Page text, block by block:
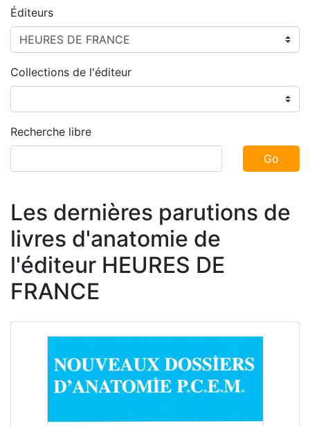
Éditeurs
Collections de l'éditeur
Recherche libre
Go
Les dernières parutions de
livres d'anatomie de
l'éditeur HEURES DE
FRANCE